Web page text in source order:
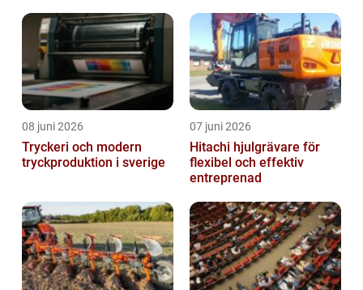
08 juni 2026
Tryckeri och modern
tryckproduktion i sverige
07 juni 2026
Hitachi hjulgrävare för
flexibel och effektiv
entreprenad